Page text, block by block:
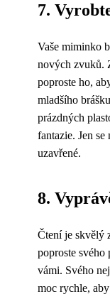
7.
Vaše miminko
nových zvuků.
poproste ho,
mladšího
prázdných
fantazie. Jen se
uzavřené.
8.
Čtení je skvělý
poproste svého
vámi. Svého
moc rychle,